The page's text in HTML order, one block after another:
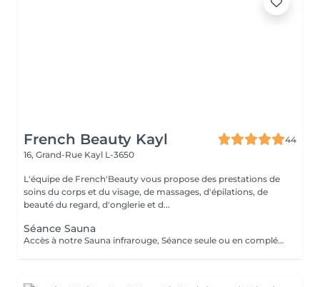
French Beauty Kayl
44
16, Grand-Rue Kayl L-3650
L'équipe de French'Beauty vous propose des prestations de
soins du corps et du visage, de massages, d'épilations, de
beauté du regard, d'onglerie et d...
Séance Sauna
Accès à notre Sauna infrarouge, Séance seule ou en complément d'un soin. 20 Minutes de sauna+ Accès douche. Pensez à ramener votre serviette pour la séance. ATTENTION le sauna comporte des contres indications veillez à vous renseigner en cas de doutes.